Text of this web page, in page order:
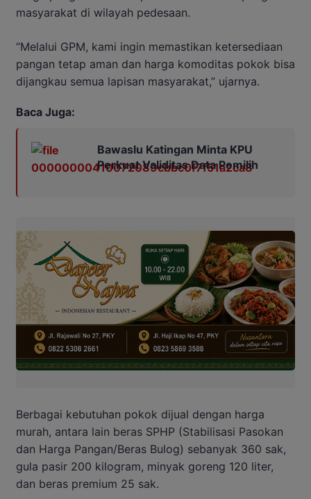
masyarakat di wilayah pedesaan.
“Melalui GPM, kami ingin memastikan ketersediaan
pangan tetap aman dan harga komoditas pokok bisa
dijangkau semua lapisan masyarakat,” ujarnya.
Baca Juga:
Bawaslu Katingan Minta KPU
Perkuat Validitas Data Pemilih
Berbagai kebutuhan pokok dijual dengan harga
murah, antara lain beras SPHP (Stabilisasi Pasokan
dan Harga Pangan/Beras Bulog) sebanyak 360 sak,
gula pasir 200 kilogram, minyak goreng 120 liter,
dan beras premium 25 sak.